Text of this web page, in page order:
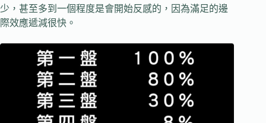
少，甚至多到一個程度是會開始反感的，因為滿足的邊
際效應遞減很快。